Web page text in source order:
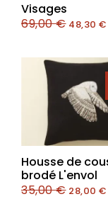
Visages
69,00€ 48,30 €
Housse de
brodé L'envol
35,00€ 28,00 €